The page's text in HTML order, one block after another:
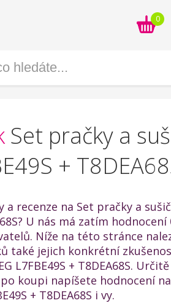
0
Set pračky a
+
a recenze na Set pračky a
U nás má zatím hodnocení
Níže na této stránce
také jejich konkrétní
L7FBE49S + T8DEA68S.
koupi napíšete hodnocení
+ T8DEA68S i vy.